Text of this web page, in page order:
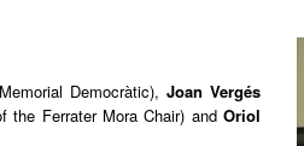
Democràtic),Joan Vergés
the Ferrater Mora Chair) andOriol